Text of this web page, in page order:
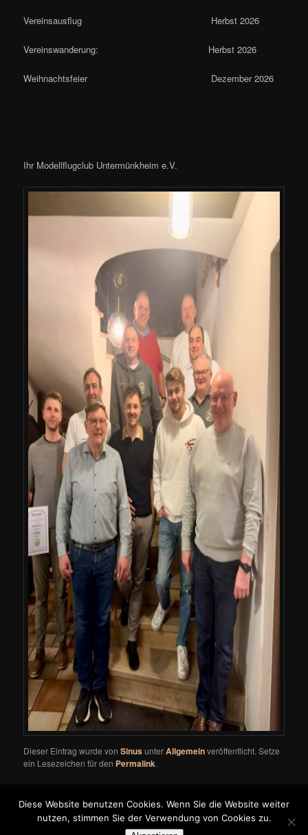
Vereinsausflug Herbst 2026
Vereinswanderung: Herbst 2026
Weihnachtsfeier Dezember 2026
Ihr Modellflugclub Untermünkheim e.V.
Dieser Eintrag wurde vonSinusunterAllgemeinveröffentlicht. Setze
ein Lesezeichen für den Permalink.
Die Webseite des mfc-untermuenkheim
Diese Website benutzen Cookies. Wenn Sie die Website weiter
nutzen, stimmen Sie der Verwendung von Cookies zu.